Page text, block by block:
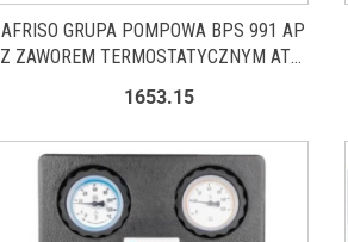
AFRISO GRUPA POMPOWA BPS 991 AP
Z ZAWOREM TERMOSTATYCZNYM ATM
1653.15